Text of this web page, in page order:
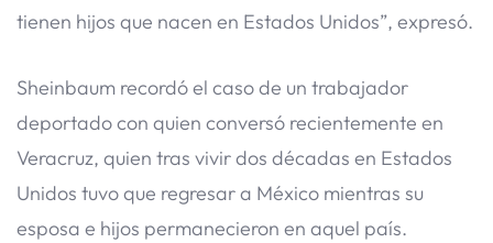
tienen hijos que nacen en Estados Unidos”, expresó.
Sheinbaum recordó el caso de un trabajador
deportado con quien conversó recientemente en
Veracruz, quien tras vivir dos décadas en Estados
Unidos tuvo que regresar a México mientras su
esposa e hijos permanecieron en aquel país.